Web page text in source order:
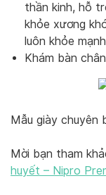
thần kinh, hỗ
khỏe xương
luôn khỏe
Khám bàn
Mẫu giày chuyên
Mời bạn tham
huyết – Nipro